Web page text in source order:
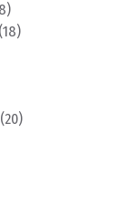
(18)
(20)